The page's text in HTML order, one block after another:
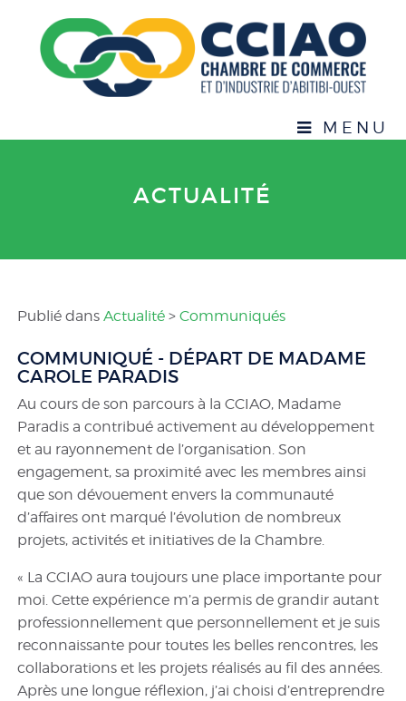
MENU
ACTUALITÉ
Publié dans Actualité> Communiqués
COMMUNIQUÉ - DÉPART DE MADAME
CAROLE PARADIS
Au cours de son parcours à la CCIAO, Madame
Paradis a contribué activement au développement
et au rayonnement de l’organisation. Son
engagement, sa proximité avec les membres ainsi
que son dévouement envers la communauté
d’affaires ont marqué l’évolution de nombreux
projets, activités et initiatives de la Chambre.
« La CCIAO aura toujours une place importante pour
moi. Cette expérience m’a permis de grandir autant
professionnellement que personnellement et je suis
reconnaissante pour toutes les belles rencontres, les
collaborations et les projets réalisés au fil des années.
Après une longue réflexion, j’ai choisi d’entreprendre